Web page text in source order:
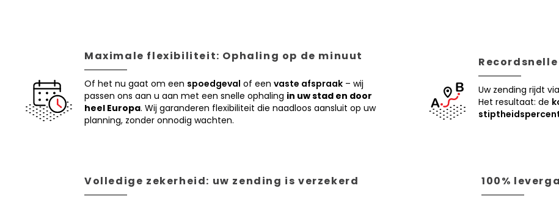
Maximale flexibiliteit: Ophaling op de minuut
Of het nu gaat om een spoedgeval of een vaste afspraak – wij
passen ons aan u aan met een snelle ophaling in uw stad en door
heel Europa. Wij garanderen flexibiliteit die naadloos aansluit op uw
planning, zonder onnodig wachten.
Uw zending rijdt
Het resultaat: de
Volledige zekerheid: uw zending is verzekerd 100%